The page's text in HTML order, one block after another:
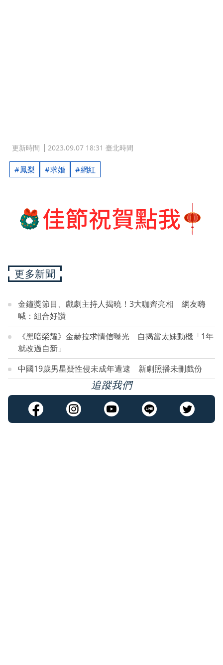
更新時間 2023.09.07 18:31 臺北時間
鳳梨 求婚 網紅
更多新聞
金鐘獎節目、戲劇主持人揭曉！3大咖齊亮相 網友嗨
喊：組合好讚
《黑暗榮耀》金赫拉求情信曝光 自揭當太妹動機「1年
就改過自新」
中國19歲男星疑性侵未成年遭逮 新劇照播未刪戲份
追蹤我們